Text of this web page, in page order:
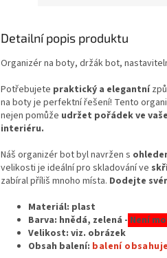
Detailní popis produktu
Organizér na boty, držák bot,
Potřebujete praktický a elegantní
na boty je perfektní řešení! Tento
nejen pomůže udržet pořádek ve
interiéru.
Náš organizér bot byl navržen s
velikosti je ideální pro skladování ve
zabíral příliš mnoho místa. Dodejte
Materiál: plast
Barva: hnědá, zelená - Není
Velikost: viz. obrázek
Obsah balení: balení